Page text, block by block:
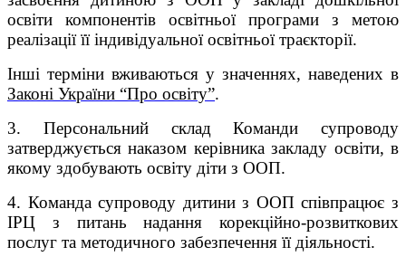
освіти компонентів освітньої програми з метою
реалізації її індивідуальної освітньої траєкторії.
Інші терміни вживаються у значеннях, наведених в
Законі України “Про освіту”.
3. Персональний склад Команди супроводу
затверджується наказом керівника закладу освіти, в
якому здобувають освіту діти з ООП.
4. Команда супроводу дитини з ООП співпрацює з
ІРЦ з питань надання корекційно-розвиткових
послуг та методичного забезпечення її діяльності.